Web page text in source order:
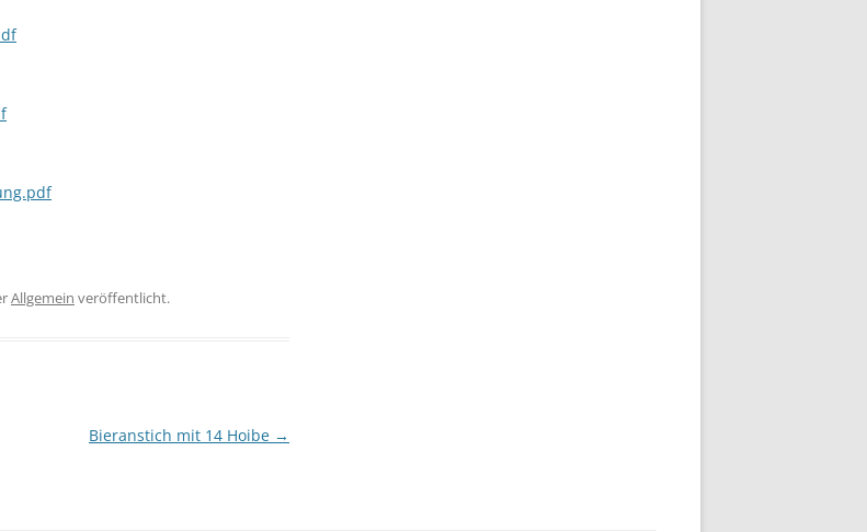
Allgemein veröffentlicht.
Bieranstich mit 14 Hoibe →